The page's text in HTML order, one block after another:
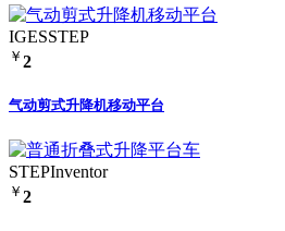
IGESSTEP
￥ 2
气动剪式升降机移动平台
STEPInventor
￥ 2